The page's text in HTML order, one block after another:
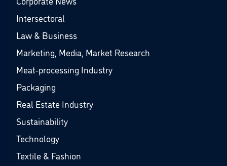
Intersectoral
Law & Business
Marketing, Media, Market Research
Meat-processing Industry
Packaging
Real Estate Industry
Sustainability
Technology
Textile & Fashion